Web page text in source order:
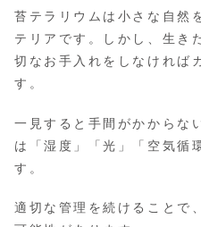
苔テラリウムは小さな自然
テリアです。しかし、生き
切なお手入れをしなければ
す。
一見すると手間がかからな
は「湿度」「光」「空気循
す。
適切な管理を続けることで